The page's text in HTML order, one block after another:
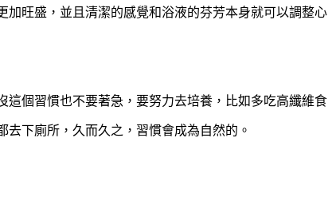
旺盛，並且清潔的感覺和浴液的芬芳本身就可以調整心
個習慣也不要著急，要努力去培養，比如多吃高纖維食
下廁所，久而久之，習慣會成為自然的。